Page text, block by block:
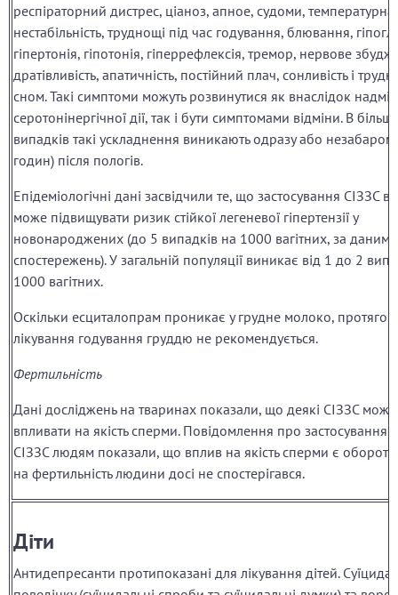
респіраторний дистрес, ціаноз, апное, судоми, температурна
нестабільність, труднощі під час годування, блювання,
гіпертонія, гіпотонія, гіперрефлексія, тремор, нервове
дратівливість, апатичність, постійний плач, сонливість і
сном. Такі симптоми можуть розвинутися як внаслідок
серотонінергічної дії, так і бути симптомами відміни. В
випадків такі ускладнення виникають одразу або
годин) після пологів.
Епідеміологічні дані засвідчили те, що застосування СІЗЗС
може підвищувати ризик стійкої легеневої гіпертензії у
новонароджених (до 5 випадків на 1000 вагітних, за даними
спостережень). У загальній популяції виникає від 1 до 2
1000 вагітних.
Оскільки есциталопрам проникає у грудне молоко, протягом
лікування годування груддю не рекомендується.
Фертильність
Дані досліджень на тваринах показали, що деякі СІЗЗС
впливати на якість сперми. Повідомлення про застосування
СІЗЗС людям показали, що вплив на якість сперми є
на фертильність людини досі не спостерігався.
Діти
Антидепресанти протипоказані для лікування дітей.